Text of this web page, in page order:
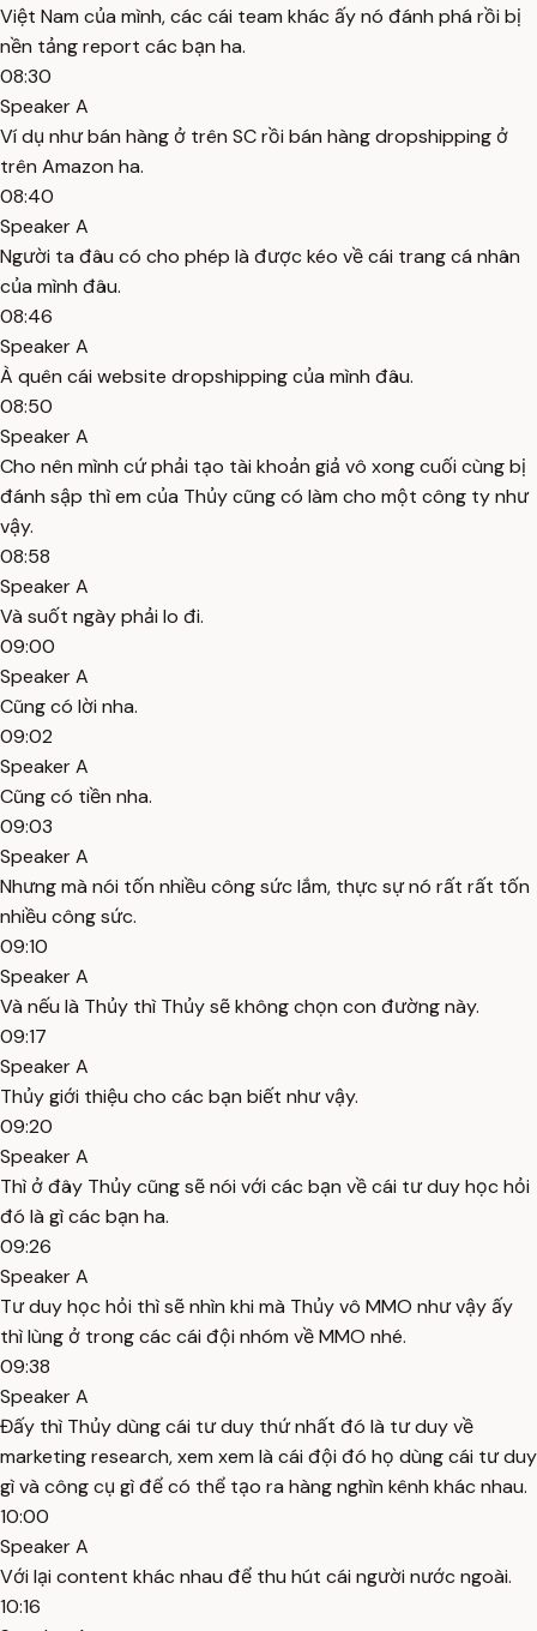
Việt Nam của mình, các cái team khác ấy nó đánh phá rồi bị
nền tảng report các bạn ha.
08:30
Speaker A
Ví dụ như bán hàng ở trên SC rồi bán hàng dropshipping ở
trên Amazon ha.
08:40
Speaker A
Người ta đâu có cho phép là được kéo về cái trang cá nhân
của mình đâu.
08:46
Speaker A
À quên cái website dropshipping của mình đâu.
08:50
Speaker A
Cho nên mình cứ phải tạo tài khoản giả vô xong cuối cùng bị
đánh sập thì em của Thủy cũng có làm cho một công ty như
vậy.
08:58
Speaker A
Và suốt ngày phải lo đi.
09:00
Speaker A
Cũng có lời nha.
09:02
Speaker A
Cũng có tiền nha.
09:03
Speaker A
Nhưng mà nói tốn nhiều công sức lắm, thực sự nó rất rất tốn
nhiều công sức.
09:10
Speaker A
Và nếu là Thủy thì Thủy sẽ không chọn con đường này.
09:17
Speaker A
Thủy giới thiệu cho các bạn biết như vậy.
09:20
Speaker A
Thì ở đây Thủy cũng sẽ nói với các bạn về cái tư duy học hỏi
đó là gì các bạn ha.
09:26
Speaker A
Tư duy học hỏi thì sẽ nhìn khi mà Thủy vô MMO như vậy ấy
thì lùng ở trong các cái đội nhóm về MMO nhé.
09:38
Speaker A
Đấy thì Thủy dùng cái tư duy thứ nhất đó là tư duy về
marketing research, xem xem là cái đội đó họ dùng cái tư duy
gì và công cụ gì để có thể tạo ra hàng nghìn kênh khác nhau.
10:00
Speaker A
Với lại content khác nhau để thu hút cái người nước ngoài.
10:16